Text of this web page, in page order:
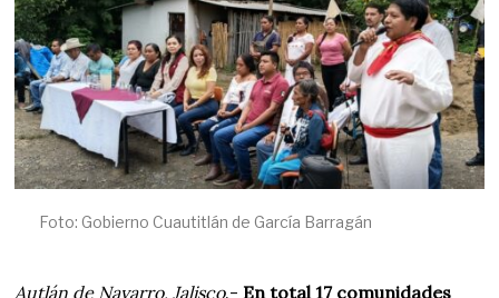
6
Foto: Gobierno Cuautitlán de García Barragán
Autlán de Navarro, Jalisco.-En total 17 comunidades